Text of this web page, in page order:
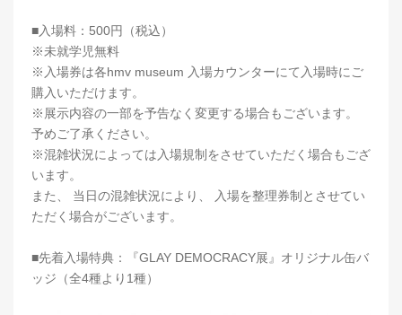
■入場料：500円（税込）
※未就学児無料
※入場券は各hmv museum 入場カウンターにて入場時にご
購入いただけます。
※展示内容の一部を予告なく変更する場合もございます。
予めご了承ください。
※混雑状況によっては入場規制をさせていただく場合もござ
います。
また、 当日の混雑状況により、 入場を整理券制とさせてい
ただく場合がございます。
■先着入場特典：『GLAY DEMOCRACY展』オリジナル缶バ
ッジ（全4種より1種）